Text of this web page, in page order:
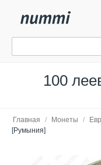
100
Главная / Монеты /
[Румыния]